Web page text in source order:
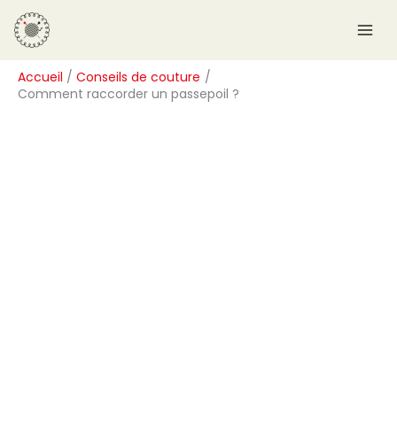
Aller
au
contenu
Accueil
Conseils de couture
Comment raccorder un passepoil ?
R
e
c
h